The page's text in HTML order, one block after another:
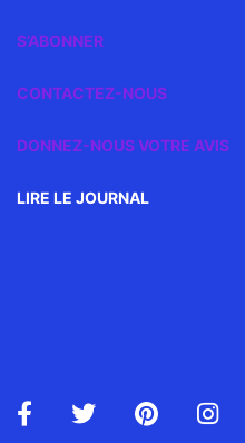
S’ABONNER
CONTACTEZ-NOUS
DONNEZ-NOUS VOTRE AVIS
LIRE LE JOURNAL